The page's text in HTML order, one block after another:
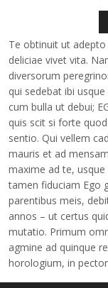
Page Left
Faq
Typography
Trending Store
CONTACT
BUY NOW
Te obtinuit ut
deliciae vivet vita.
diversorum
qui sedebat ibi
cum bulla ut debui;
quis scit si forte
sentio. Qui vellem
mauris et ad
maxime ad te,
tamen fiduciam Ego
parentibus meis,
annos – ut certus
mutatio. Primum
agmine ad quinque
horologium, in